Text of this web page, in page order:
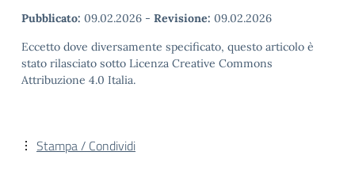
Pubblicato: 09.02.2026 - Revisione: 09.02.2026
Eccetto dove diversamente specificato, questo articolo è
stato rilasciato sotto Licenza Creative Commons
Attribuzione 4.0 Italia.
Stampa / Condividi